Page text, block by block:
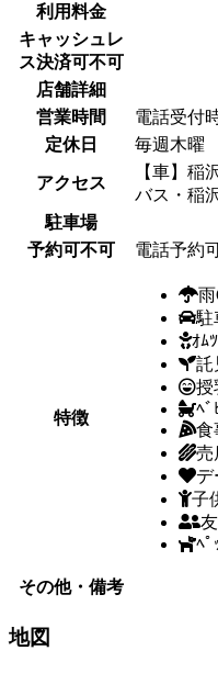
利用料金
キャッシュレ
ス決済可不可
店舗詳細
営業時間
電話受付
定休日
毎週木曜
アクセス
【車】稲
バス・稲
駐車場
予約可不可
電話予約
特徴
駐
ｵﾑ
託
授
ﾍﾞ
食
売
デ
子
ﾍﾟ
その他・備考
地図